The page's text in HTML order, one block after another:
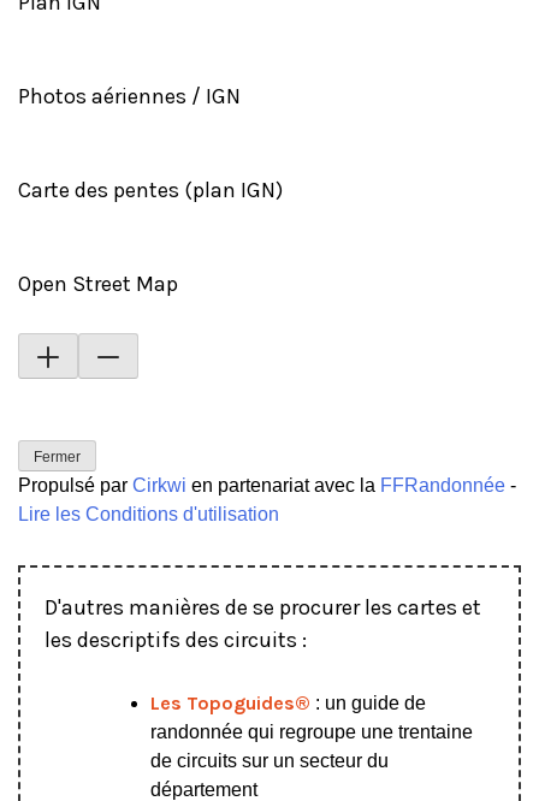
Photos aériennes / IGN
Carte des pentes (plan IGN)
Open Street Map
Fermer
Propulsé par Cirkwi en partenariat avec la FFRandonnée -
Lire les Conditions d'utilisation
D'autres manières de se procurer les cartes et
les descriptifs des circuits :
Les Topoguides® : un guide de
randonnée qui regroupe une trentaine
de circuits sur un secteur du
département